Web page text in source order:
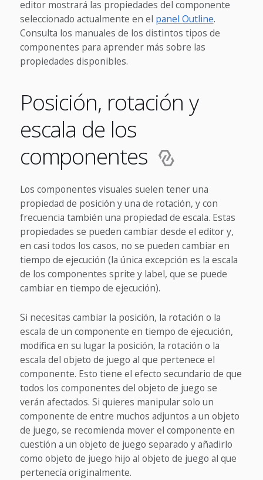
editor mostrará las propiedades del componente
seleccionado actualmente en el panel Outline.
Consulta los manuales de los distintos tipos de
componentes para aprender más sobre las
propiedades disponibles.
Posición, rotación y
escala de los
componentes
Los componentes visuales suelen tener una
propiedad de posición y una de rotación, y con
frecuencia también una propiedad de escala. Estas
propiedades se pueden cambiar desde el editor y,
en casi todos los casos, no se pueden cambiar en
tiempo de ejecución (la única excepción es la escala
de los componentes sprite y label, que se puede
cambiar en tiempo de ejecución).
Si necesitas cambiar la posición, la rotación o la
escala de un componente en tiempo de ejecución,
modifica en su lugar la posición, la rotación o la
escala del objeto de juego al que pertenece el
componente. Esto tiene el efecto secundario de que
todos los componentes del objeto de juego se
verán afectados. Si quieres manipular solo un
componente de entre muchos adjuntos a un objeto
de juego, se recomienda mover el componente en
cuestión a un objeto de juego separado y añadirlo
como objeto de juego hijo al objeto de juego al que
pertenecía originalmente.